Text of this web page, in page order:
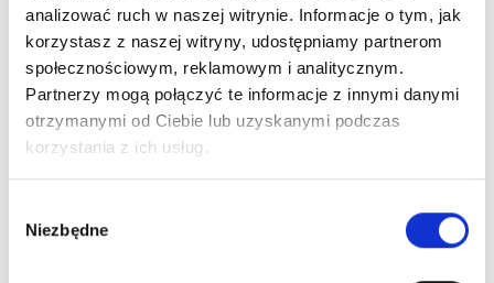
analizować ruch w naszej witrynie. Informacje o tym, jak
korzystasz z naszej witryny, udostępniamy partnerom
społecznościowym, reklamowym i analitycznym.
Partnerzy mogą połączyć te informacje z innymi danymi
otrzymanymi od Ciebie lub uzyskanymi podczas
korzystania z ich usług.
zgody
Niezbędne
Zobacz profil lekarza
Szpital Lubin